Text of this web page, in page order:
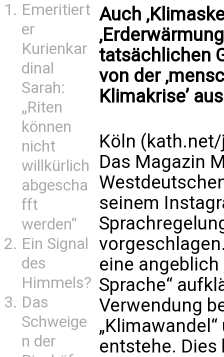
Emeritiert
er
Kurienkar
dinal
Sarah:
„Riten
können
nicht
willkürlich
abgescha
fft
werden“
Ein Signal
des
Himmels?
Das
Schweige
n der
Auch
tatsächlichen
von der
Klimakrise’
Köln
Das Magazin
seinem
eine
Sprache“
Verwendung
entstehe.